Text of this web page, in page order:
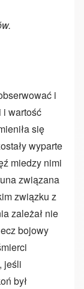
i
i wartość
się
wyparte
miedzy nimi
związana
związku z
zależał nie
bojowy
jeśli
był